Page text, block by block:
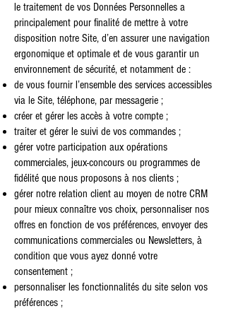
le traitement de vos Données Personnelles a
principalement pour finalité de mettre à votre
disposition notre Site, d’en assurer une navigation
ergonomique et optimale et de vous garantir un
environnement de sécurité, et notamment de :
de vous fournir l’ensemble des services accessibles
via le Site, téléphone, par messagerie ;
créer et gérer les accès à votre compte ;
traiter et gérer le suivi de vos commandes ;
gérer votre participation aux opérations
commerciales, jeux-concours ou programmes de
fidélité que nous proposons à nos clients ;
gérer notre relation client au moyen de notre CRM
pour mieux connaître vos choix, personnaliser nos
offres en fonction de vos préférences, envoyer des
communications commerciales ou Newsletters, à
condition que vous ayez donné votre
consentement ;
personnaliser les fonctionnalités du site selon vos
préférences ;